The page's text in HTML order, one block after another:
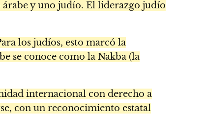
y uno judío. El liderazgo judío
los judíos, esto marcó la
se conoce como la Nakba (la
internacional con derecho a
con un reconocimiento estatal